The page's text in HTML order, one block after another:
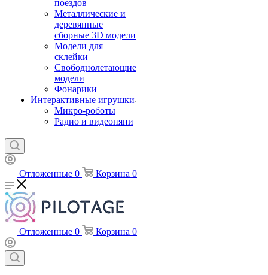
поездов
Металлические и
деревянные
сборные 3D модели
Модели для
склейки
Свободнолетающие
модели
Фонарики
Интерактивные игрушки
Микро-роботы
Радио и видеоняни
Отложенные 0 Корзина 0
Отложенные 0 Корзина 0